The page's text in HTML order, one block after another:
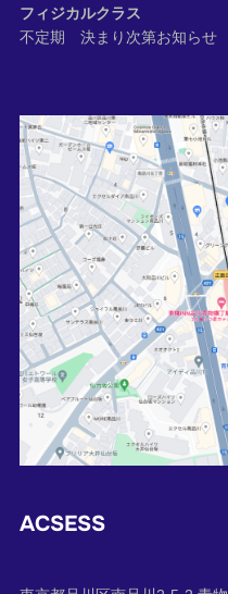
フィジカルクラス
不定期 決まり次第お知らせ
ACSESS